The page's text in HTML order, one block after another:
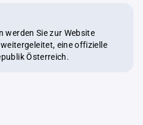
werden Sie zur Website
weitergeleitet, eine offizielle
Österreich.